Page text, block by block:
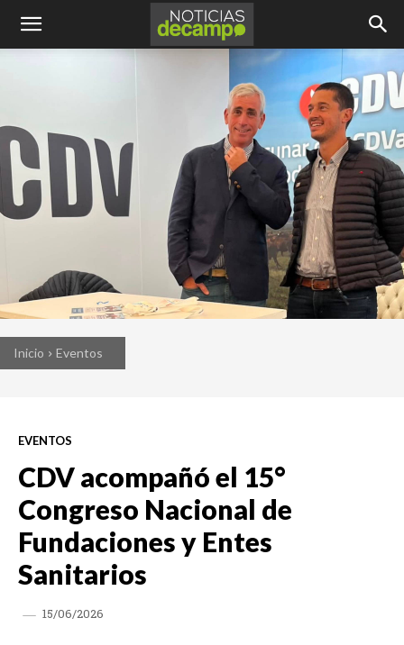
Inicio Eventos
EVENTOS
CDV acompañó el 15°
Congreso Nacional de
Fundaciones y Entes
Sanitarios
15/06/2026